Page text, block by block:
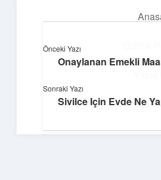
Enerji Dolu
Hayatına güç katan neşeli
Önceki Yazı
Onaylanan Emekli
Sonraki Yazı
Sivilce Için Evde Ne